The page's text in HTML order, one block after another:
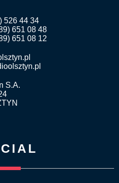
526 44 34
651 08 48
651 08 12
S.A.